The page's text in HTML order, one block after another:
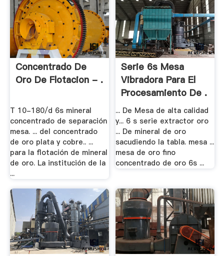
Concentrado De
Oro De Flotacion - .
T 10-180/d 6s mineral
concentrado de separación
mesa. ... del concentrado
de oro plata y cobre.. ...
para la flotación de mineral
de oro. La institución de la
...
Serie 6s Mesa
Vibradora Para El
Procesamiento De .
... De Mesa de alta calidad
y... 6 s serie extractor oro
... De mineral de oro
sacudiendo la tabla. mesa ...
mesa de oro fino
concentrado de oro 6s ...